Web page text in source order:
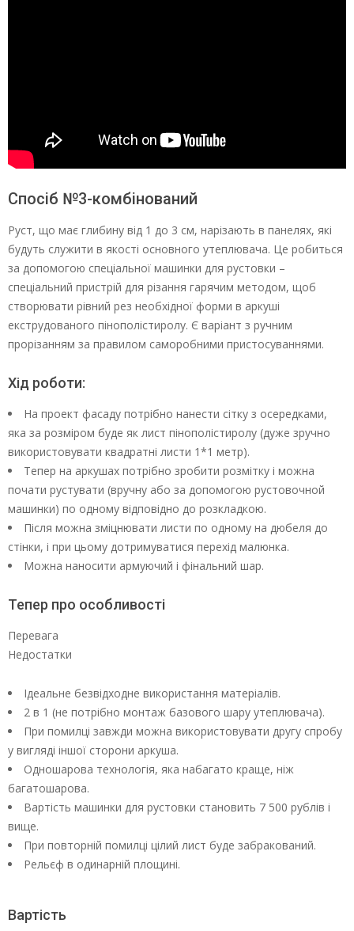
Спосіб №3-комбінований
Руст, що має глибину від 1 до 3 см, нарізають в панелях, які
будуть служити в якості основного утеплювача. Це робиться
за допомогою спеціальної машинки для рустовки –
спеціальний пристрій для різання гарячим методом, щоб
створювати рівний рез необхідної форми в аркуші
екструдованого пінополістиролу. Є варіант з ручним
прорізанням за правилом саморобними пристосуваннями.
Хід роботи:
На проект фасаду потрібно нанести сітку з осередками,
яка за розміром буде як лист пінополістиролу (дуже зручно
використовувати квадратні листи 1*1 метр).
Тепер на аркушах потрібно зробити розмітку і можна
почати рустувати (вручну або за допомогою рустовочной
машинки) по одному відповідно до розкладкою.
Після можна зміцнювати листи по одному на дюбеля до
стінки, і при цьому дотримуватися перехід малюнка.
Можна наносити армуючий і фінальний шар.
Тепер про особливості
Перевага
Недостатки
Ідеальне безвідходне використання матеріалів.
2 в 1 (не потрібно монтаж базового шару утеплювача).
При помилці завжди можна використовувати другу спробу
у вигляді іншої сторони аркуша.
Одношарова технологія, яка набагато краще, ніж
багатошарова.
Вартість машинки для рустовки становить 7 500 рублів і
вище.
При повторній помилці цілий лист буде забракований.
Рельєф в одинарній площині.
Вартість